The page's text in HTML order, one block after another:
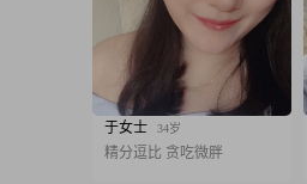
于女士 34岁
精分逗比 贪吃微胖